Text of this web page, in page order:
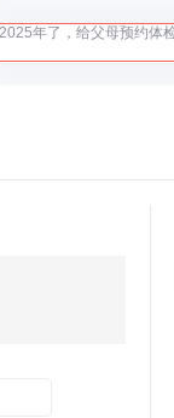
体检前能吃药吗？